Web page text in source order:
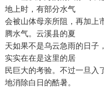
地上时，有部分水气
会被山体母亲所阻，再加
腾水气。云溪县的夏
天如果不是乌云急雨的日子
实实在在是这里的居
民巨大的考验。不过一旦入
地消除白日的酷暑。